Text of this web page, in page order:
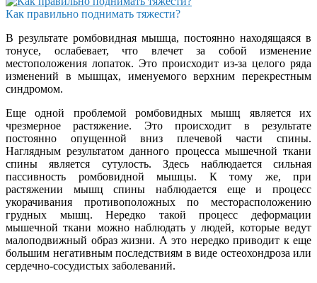
Как правильно поднимать тяжести?
В результате ромбовидная мышца, постоянно находящаяся в
тонусе, ослабевает, что влечет за собой изменение
местоположения лопаток. Это происходит из-за целого ряда
изменений в мышцах, именуемого верхним перекрестным
синдромом.
Еще одной проблемой ромбовидных мышц является их
чрезмерное растяжение. Это происходит в результате
постоянно опущенной вниз плечевой части спины.
Наглядным результатом данного процесса мышечной ткани
спины является сутулость. Здесь наблюдается сильная
пассивность ромбовидной мышцы. К тому же, при
растяжении мышц спины наблюдается еще и процесс
укорачивания противоположных по месторасположению
грудных мышц. Нередко такой процесс деформации
мышечной ткани можно наблюдать у людей, которые ведут
малоподвижный образ жизни. А это нередко приводит к еще
большим негативным последствиям в виде остеохондроза или
сердечно-сосудистых заболеваний.